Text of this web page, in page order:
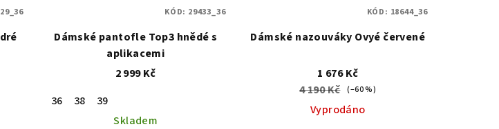
Dámské pantofle Top3 hnědé s
aplikacemi
2 999 Kč
36
38
39
Skladem
KÓD: 29433_36
Dámské nazouváky Ovyé červené
1 676 Kč
4 190 Kč (–60 %)
Vyprodáno
KÓD: 18644_36